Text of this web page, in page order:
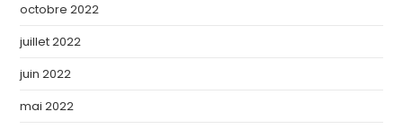
octobre 2022
juillet 2022
juin 2022
mai 2022